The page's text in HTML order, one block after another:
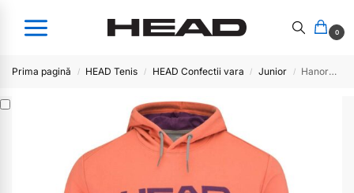
0
Prima pagină / HEAD Tenis / HEAD Confectii vara / Junior / Hanorac Junior BYRON -FALC